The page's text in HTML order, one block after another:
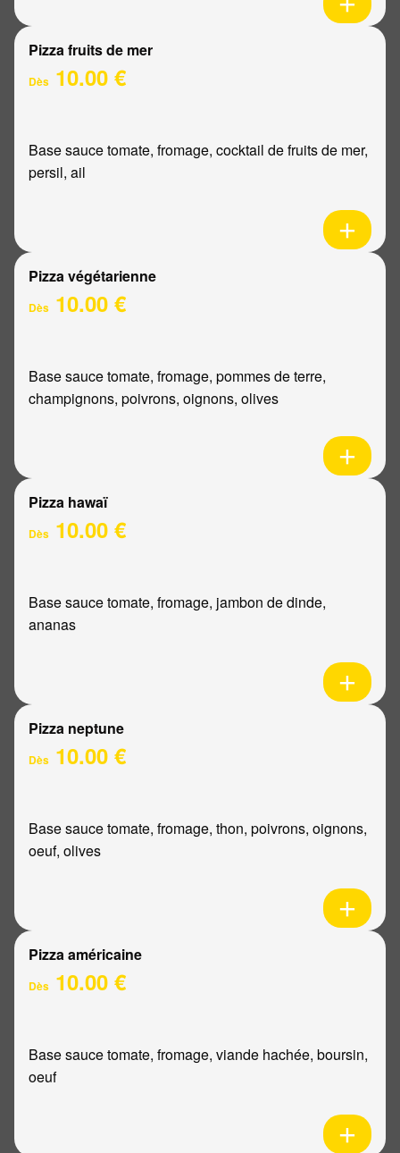
Pizza fruits de mer
Dès 10.00 €
Base sauce tomate, fromage, cocktail de fruits de mer,
persil, ail
Pizza végétarienne
Dès 10.00 €
Base sauce tomate, fromage, pommes de terre,
champignons, poivrons, oignons, olives
Pizza hawaï
Dès 10.00 €
Base sauce tomate, fromage, jambon de dinde,
ananas
Pizza neptune
Dès 10.00 €
Base sauce tomate, fromage, thon, poivrons, oignons,
oeuf, olives
Pizza américaine
Dès 10.00 €
Base sauce tomate, fromage, viande hachée, boursin,
oeuf